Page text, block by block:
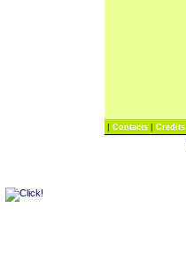
| Contacts | Credits